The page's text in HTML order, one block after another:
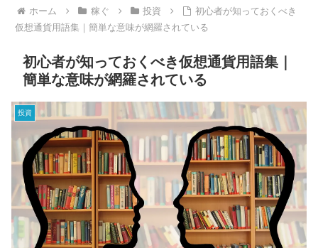
ホーム 稼ぐ 投資
初心者が知っておくべき
仮想通貨用語集｜簡単な意味が網羅されている
初心者が知っておくべき仮想通貨用語集｜
簡単な意味が網羅されている
投資